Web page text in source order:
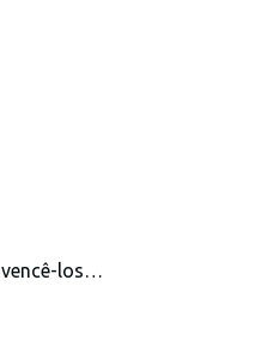
vencê-los…